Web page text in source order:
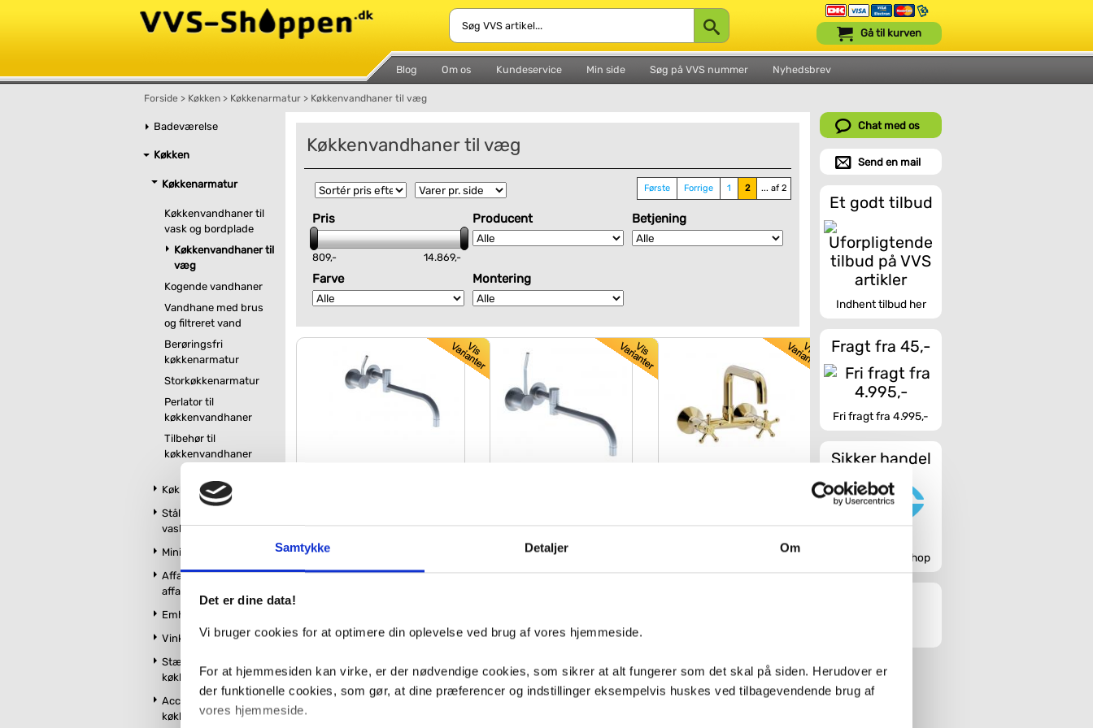
Samtykke Detaljer Om
Det er dine data!
Vi bruger cookies for at optimere din oplevelse ved brug af vores hjemmeside.
For at hjemmesiden kan virke, er der nødvendige cookies, som sikrer at alt fungerer som det skal på siden. Herudover er
der funktionelle cookies, som gør, at dine præferencer og indstillinger eksempelvis huskes ved tilbagevendende brug af
vores hjemmeside.
Blog Om os Kundeservice Min side Søg på VVS nummer Nyhedsbrev
Gå til kurven
Forside > Køkken > Køkkenarmatur > Køkkenvandhaner til væg
Badeværelse
Køkken
Køkkenarmatur
Køkkenvandhaner til
vask og bordplade
Køkkenvandhaner til
væg
Kogende vandhaner
Vandhane med brus
og filtreret vand
Berøringsfri
køkkenarmatur
Storkøkkenarmatur
Perlator til
køkkenvandhaner
Tilbehør til
køkkenvandhaner
Køkkenvaske
Stålbordplader med
vask
Minikøkken
Affaldssortering og
affaldskværne
Emhætter
Vinkøleskabe
Stænkplader til
køkken
Accessories til
køkken og udekøkken
Køkkenvandhaner til væg
Første Forrige 1 2 ... af 2
Pris
809,- 14.869,-
Producent Betjening
Farve Montering
VVS nr. 717769800
VVS nr. 717769900
svingtud - Ægte messing
Kan du ikke finde VVS artiklen - søg i feltet herunder.
Chat med os
Send en mail
Et godt tilbud
Indhent tilbud her
Fragt fra 45,-
Fri fragt fra 4.995,-
Sikker handel
Godkendt webshop